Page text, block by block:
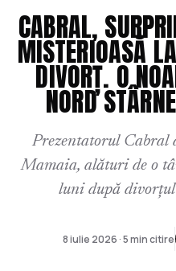
CABRAL,
MISTERIOASĂ
DIVORȚ. O
NORD
Prezentatorul Cabral
Mamaia, alături de o
luni după divorțul
8 iulie 2026 · 5 min citire